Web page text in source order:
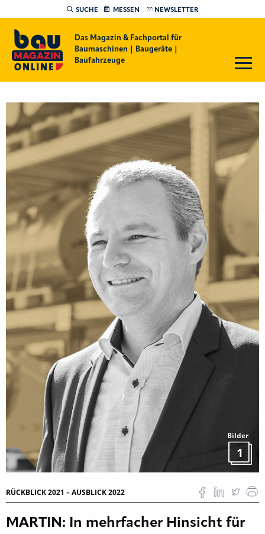
SUCHE MESSEN NEWSLETTER
Das Magazin & Fachportal für
Baumaschinen | Baugeräte |
Baufahrzeuge
Bilder
1
RÜCKBLICK 2021 – AUSBLICK 2022
MARTIN: In mehrfacher Hinsicht für